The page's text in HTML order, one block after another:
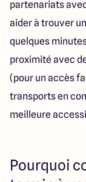
partenariats
aider à trouver
quelques
proximité avec
(pour un accès
transports en
meilleure
Pourquoi